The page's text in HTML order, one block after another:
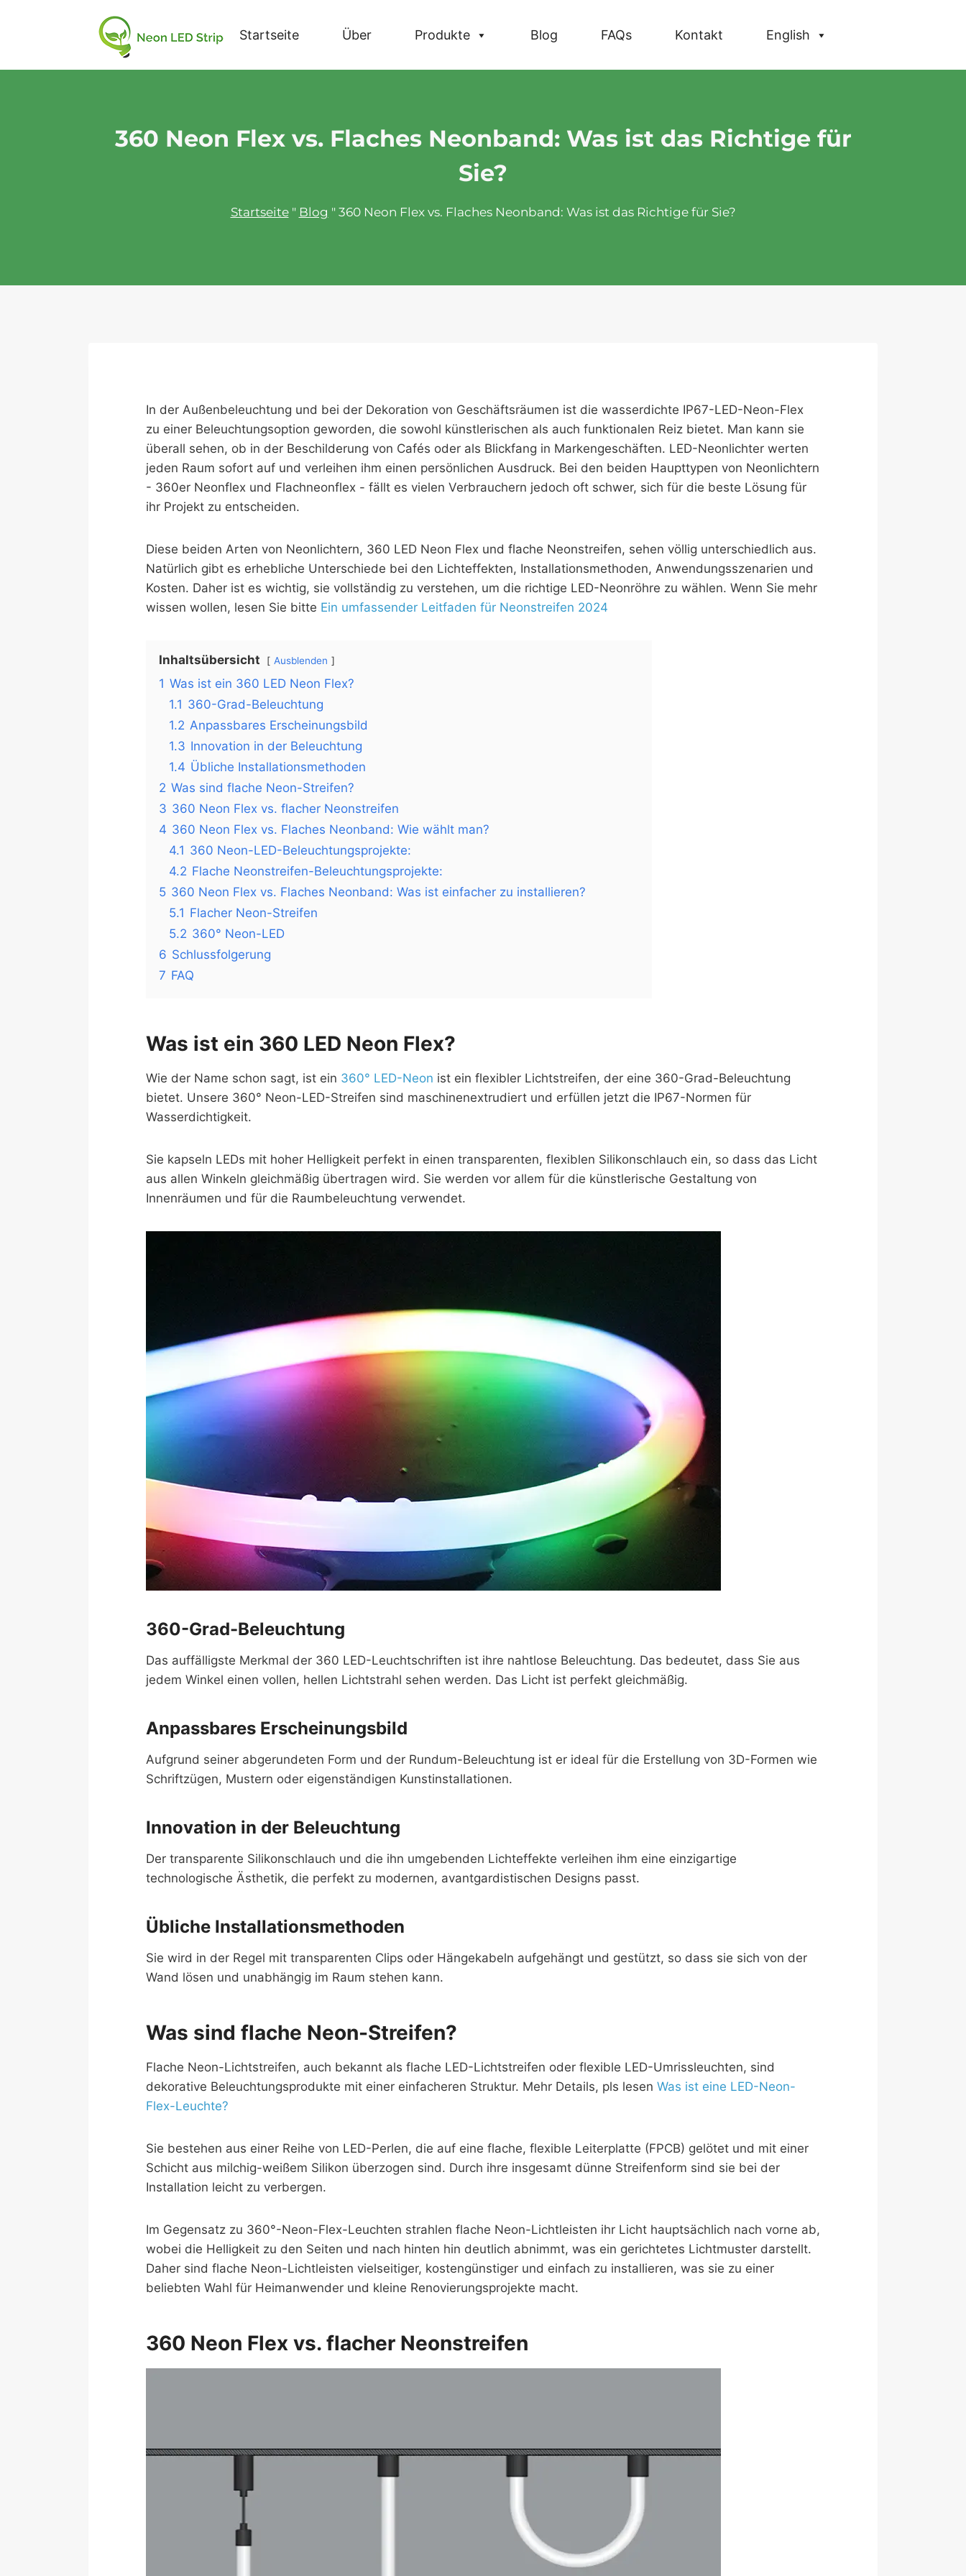
Startseite Über Produkte Blog FAQs Kontakt English
360 Neon Flex vs. Flaches Neonband: Was ist das Richtige für
Sie?
Startseite" Blog " 360 Neon Flex vs. Flaches Neonband: Was ist das Richtige für Sie?
In der Außenbeleuchtung und bei der Dekoration von Geschäftsräumen ist die wasserdichte IP67-LED-Neon-Flex
zu einer Beleuchtungsoption geworden, die sowohl künstlerischen als auch funktionalen Reiz bietet. Man kann sie
überall sehen, ob in der Beschilderung von Cafés oder als Blickfang in Markengeschäften. LED-Neonlichter werten
jeden Raum sofort auf und verleihen ihm einen persönlichen Ausdruck. Bei den beiden Haupttypen von Neonlichtern
- 360er Neonflex und Flachneonflex - fällt es vielen Verbrauchern jedoch oft schwer, sich für die beste Lösung für
ihr Projekt zu entscheiden.
Diese beiden Arten von Neonlichtern, 360 LED Neon Flex und flache Neonstreifen, sehen völlig unterschiedlich aus.
Natürlich gibt es erhebliche Unterschiede bei den Lichteffekten, Installationsmethoden, Anwendungsszenarien und
Kosten. Daher ist es wichtig, sie vollständig zu verstehen, um die richtige LED-Neonröhre zu wählen. Wenn Sie mehr
wissen wollen, lesen Sie bitte Ein umfassender Leitfaden für Neonstreifen 2024
Inhaltsübersicht Ausblenden
1 Was ist ein 360 LED Neon Flex?
1.1 360-Grad-Beleuchtung
1.2 Anpassbares Erscheinungsbild
1.3 Innovation in der Beleuchtung
1.4 Übliche Installationsmethoden
2 Was sind flache Neon-Streifen?
3 360 Neon Flex vs. flacher Neonstreifen
4 360 Neon Flex vs. Flaches Neonband: Wie wählt man?
4.1 360 Neon-LED-Beleuchtungsprojekte:
4.2 Flache Neonstreifen-Beleuchtungsprojekte:
5 360 Neon Flex vs. Flaches Neonband: Was ist einfacher zu installieren?
5.1 Flacher Neon-Streifen
5.2 360° Neon-LED
6 Schlussfolgerung
7 FAQ
Was ist ein 360 LED Neon Flex?
Wie der Name schon sagt, ist ein 360° LED-Neon ist ein flexibler Lichtstreifen, der eine 360-Grad-Beleuchtung
bietet. Unsere 360° Neon-LED-Streifen sind maschinenextrudiert und erfüllen jetzt die IP67-Normen für
Wasserdichtigkeit.
Sie kapseln LEDs mit hoher Helligkeit perfekt in einen transparenten, flexiblen Silikonschlauch ein, so dass das Licht
aus allen Winkeln gleichmäßig übertragen wird. Sie werden vor allem für die künstlerische Gestaltung von
Innenräumen und für die Raumbeleuchtung verwendet.
360-Grad-Beleuchtung
Das auffälligste Merkmal der 360 LED-Leuchtschriften ist ihre nahtlose Beleuchtung. Das bedeutet, dass Sie aus
jedem Winkel einen vollen, hellen Lichtstrahl sehen werden. Das Licht ist perfekt gleichmäßig.
Anpassbares Erscheinungsbild
Aufgrund seiner abgerundeten Form und der Rundum-Beleuchtung ist er ideal für die Erstellung von 3D-Formen wie
Schriftzügen, Mustern oder eigenständigen Kunstinstallationen.
Innovation in der Beleuchtung
Der transparente Silikonschlauch und die ihn umgebenden Lichteffekte verleihen ihm eine einzigartige
technologische Ästhetik, die perfekt zu modernen, avantgardistischen Designs passt.
Übliche Installationsmethoden
Sie wird in der Regel mit transparenten Clips oder Hängekabeln aufgehängt und gestützt, so dass sie sich von der
Wand lösen und unabhängig im Raum stehen kann.
Was sind flache Neon-Streifen?
Flache Neon-Lichtstreifen, auch bekannt als flache LED-Lichtstreifen oder flexible LED-Umrissleuchten, sind
dekorative Beleuchtungsprodukte mit einer einfacheren Struktur. Mehr Details, pls lesen Was ist eine LED-Neon-
Flex-Leuchte?
Sie bestehen aus einer Reihe von LED-Perlen, die auf eine flache, flexible Leiterplatte (FPCB) gelötet und mit einer
Schicht aus milchig-weißem Silikon überzogen sind. Durch ihre insgesamt dünne Streifenform sind sie bei der
Installation leicht zu verbergen.
Im Gegensatz zu 360°-Neon-Flex-Leuchten strahlen flache Neon-Lichtleisten ihr Licht hauptsächlich nach vorne ab,
wobei die Helligkeit zu den Seiten und nach hinten hin deutlich abnimmt, was ein gerichtetes Lichtmuster darstellt.
Daher sind flache Neon-Lichtleisten vielseitiger, kostengünstiger und einfach zu installieren, was sie zu einer
beliebten Wahl für Heimanwender und kleine Renovierungsprojekte macht.
360 Neon Flex vs. flacher Neonstreifen